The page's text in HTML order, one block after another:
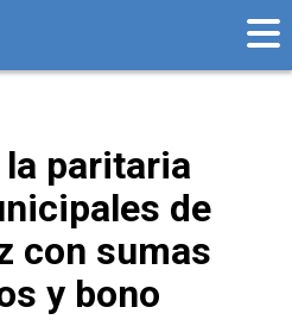
paritaria
de
con sumas
y bono